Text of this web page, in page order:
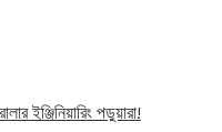
ইঞ্জিনিয়ারিং পড়ুয়ারা!